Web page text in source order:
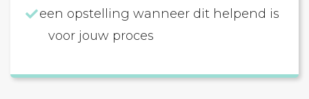
een opstelling wanneer dit helpend is
voor jouw proces